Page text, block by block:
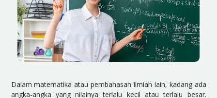
Dalam matematika atau pembahasan ilmiah lain, kadang ada
angka-angka yang nilainya terlalu kecil atau terlalu besar.